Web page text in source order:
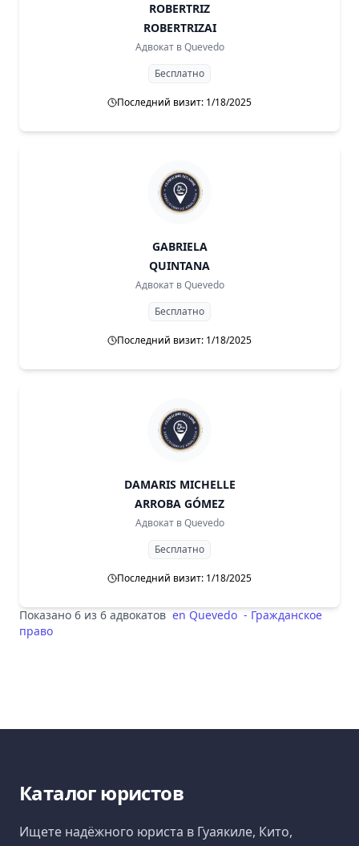
ROBERTRIZ
ROBERTRIZAI
Адвокат в Quevedo
Бесплатно
Последний визит: 1/18/2025
GABRIELA
QUINTANA
Адвокат в Quevedo
Бесплатно
Последний визит: 1/18/2025
DAMARIS MICHELLE
ARROBA GÓMEZ
Адвокат в Quevedo
Бесплатно
Последний визит: 1/18/2025
Показано 6 из 6 адвокатов en Quevedo - Гражданское
право
Каталог юристов
Ищете надёжного юриста в Гуаякиле, Кито,